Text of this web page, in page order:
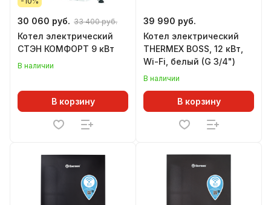
30 060 руб. 33 400 руб.
Котел электрический
СТЭН КОМФОРТ 9 кВт
В наличии
В корзину
39 990 руб.
Котел электрический
THERMEX BOSS, 12 кВт,
Wi-Fi, белый (G 3/4")
В наличии
В корзину